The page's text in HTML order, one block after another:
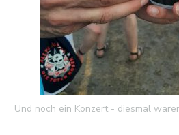
Und noch ein Konzert - diesmal